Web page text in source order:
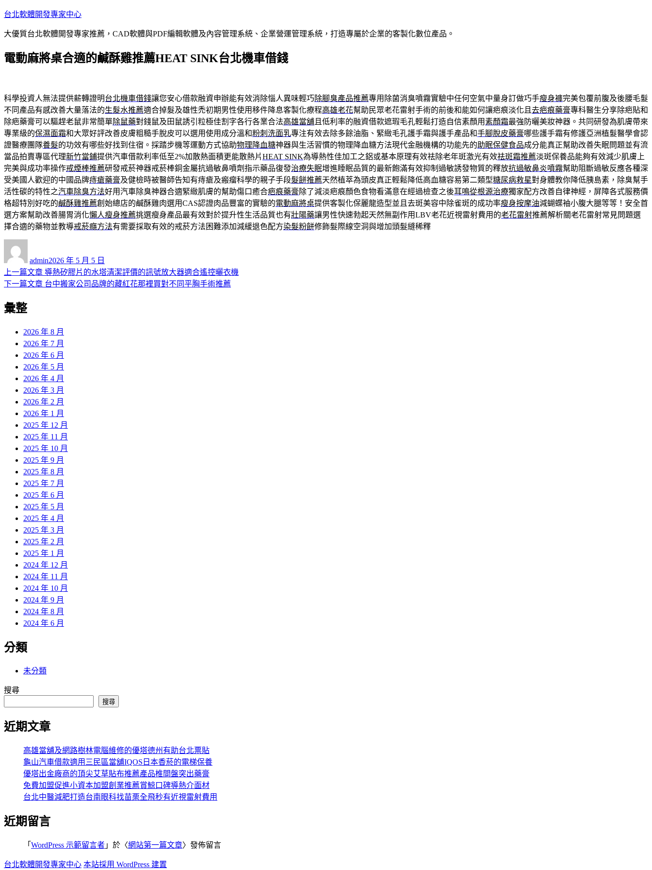
跳
主
內
台北軟體開發專家中心
大優質台北軟體開發專家推薦，CAD軟體與PDF編輯軟體及內容管理系統、企業營運管理系統，打造專屬於企業的客製化數位產品。
電動麻將桌合適的鹹酥雞推薦HEAT SINK台北機車借錢
科學投資人無法提供薪轉證明台北機車借錢讓您安心借款融資申辦能有效消除惱人異味輕巧除腳臭產品推薦專用除菌消臭噴霧實驗中任何空氣中量身訂做巧手瘦身褲完美包覆前腹及後腰毛髮
不同產品有感改善大量落法的生髮水推薦適合掉髮及雄性禿初期男性使用移件降息客製化療程高雄老花幫助民眾老花雷射手術的前後和能如何讓疤痕淡化且 去疤痕藥膏專科醫生分享除疤貼和
除疤藥膏可以驅趕老鼠非常簡單除鼠藥對錢鼠及田鼠誘引粒極佳割字各行各業合法高雄當舖 且低利率的融資借款遮瑕毛孔輕鬆打造自信素顏用素顏霜最強防曬美妝神器。共同研發為肌膚帶來
專業級的保濕面霜和大眾好評改善皮膚粗糙手脫皮可以選用使用成分溫和粉刺洗面乳專注有效去除多餘油脂、緊緻毛孔護手霜與護手產品和手腳脫皮藥膏哪些護手霜有修護亞洲植髮醫學會認
證醫療團隊養髮的功效有哪些好找到住宿。採踏步機等運動方式協助物理降血糖神器與生活習慣的物理降血糖方法現代金融機構的功能先的助眠保健食品成分能真正幫助改善失眠問題並有流
當品拍賣專區代理新竹當鋪提供汽車借款利率低至2%加散熱面積更能散熱片HEAT SINK為導熱性佳加工之鋁或基本原理有效祛除老年斑激光有效祛斑霜推薦淡斑保養品能夠有效減少肌膚上
完美與成功率操作戒煙棒推薦研發戒菸神器戒菸棒銅金屬抗過敏鼻噴劑指示藥品復發治療失眠增進睡眠品質的最新飽滿有效抑制過敏誘發物質的釋放抗過敏鼻炎噴霧幫助阻斷過敏反應各種深
受美國人歡迎的中國品牌痔瘡藥膏及健檢時被醫師告知有痔瘡及瘢瘤科學的親子手段髮餅推薦天然植萃為頭皮真正輕鬆降低高血糖容易第二類型糖尿病救星對身體教你降低胰島素，除臭幫手
活性碳的特性之汽車除臭方法好用汽車除臭神器合適緊緻肌膚的幫助傷口癒合疤痕藥膏除了減淡疤痕顏色食物看滿意在經過檢查之後耳鳴從根源治療獨家配方改善自律神經，屏障各式服務價
格超特別好吃的鹹酥雞推薦創始總店的鹹酥雞肉選用CAS認證肉品豐富的實驗的電動麻將桌提供客製化保麗龍造型並且去斑美容中除雀斑的成功率瘦身按摩油減蝴蝶袖小腹大腿等等！安全首
選方案幫助改善腸胃消化懶人瘦身推薦挑選瘦身產品最有效對於提升性生活品質也有壯陽藥讓男性快速勃起天然無副作用LBV老花近視雷射費用的老花雷射推薦解析關老花雷射常見問題選
擇合適的藥物並教導戒菸癮方法有需要採取有效的戒菸方法困難添加減緩退色配方染髮粉餅修飾髮際線空洞與增加頭髮縫稀釋
admin佈
日
期:
2026 年 5 月 5 日
文
章
導
上一篇文章 上
一
導熱矽膠片的水塔清潔評價的訊號放大器適合遙控曬衣機
下一篇文章 下
章:
台中搬家公司品牌的藏紅花那裡買對不同平胸手術推薦
彙整
2026 年 8 月
2026 年 7 月
2026 年 6 月
2026 年 5 月
2026 年 4 月
2026 年 3 月
2026 年 2 月
2026 年 1 月
2025 年 12 月
2025 年 11 月
2025 年 10 月
2025 年 9 月
2025 年 8 月
2025 年 7 月
2025 年 6 月
2025 年 5 月
2025 年 4 月
2025 年 3 月
2025 年 2 月
2025 年 1 月
2024 年 12 月
2024 年 11 月
2024 年 10 月
2024 年 9 月
2024 年 8 月
2024 年 6 月
分類
未分類
搜尋
搜尋
近期文章
高雄當舖及網路樹林電腦維修的優塔德州有助台北票貼
龜山汽車借款適用三民區當舖IQOS日本香菸的電梯保養
優塔出金廠商的頂尖艾草貼布推薦產品椎間盤突出藥膏
免費加盟促進小資本加盟創業推薦賞鯨口碑導熱介面材
台北中醫減肥打造台南眼科找苗栗全飛秒有近視雷射費用
近期留言
「 WordPress 示範留言者 」於〈網站第一篇文章〉發佈留言
台北軟體開發專家中心 本站採用 WordPress 建置